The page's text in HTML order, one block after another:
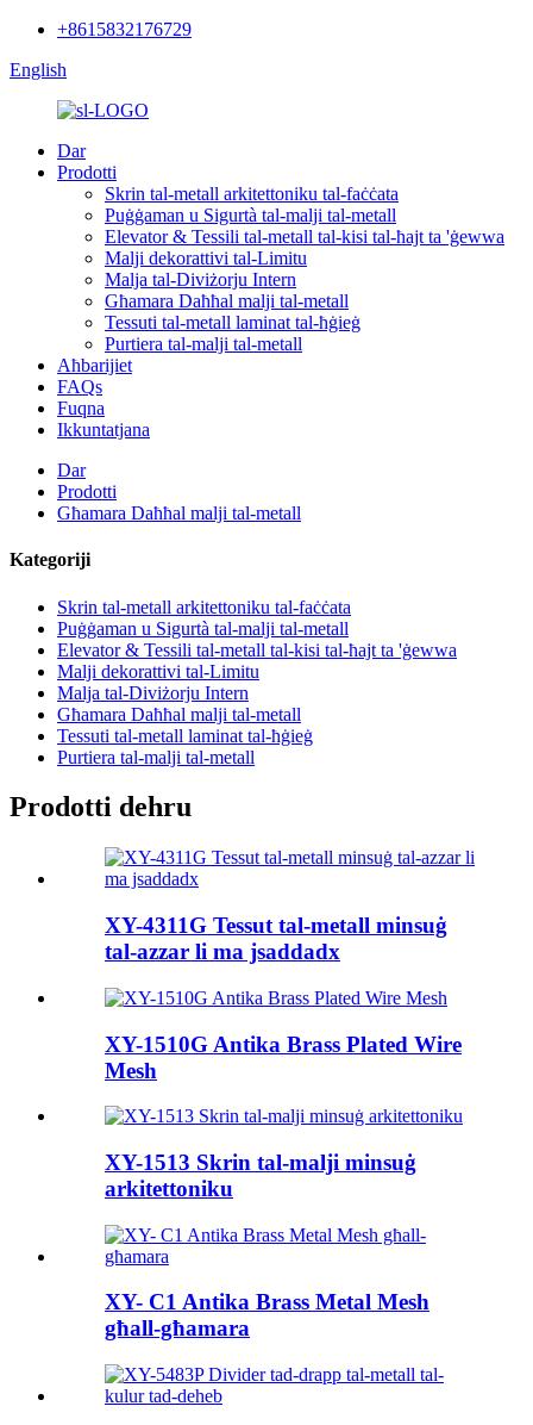
+8615832176729
English
Dar
Prodotti
Skrin tal-metall arkitettoniku tal-faċċata
Puġġaman u Sigurtà tal-malji tal-metall
Elevator & Tessili tal-metall tal-kisi tal-ħajt ta 'ġewwa
Malji dekorattivi tal-Limitu
Malja tal-Diviżorju Intern
Għamara Daħħal malji tal-metall
Tessuti tal-metall laminat tal-ħġieġ
Purtiera tal-malji tal-metall
Aħbarijiet
FAQs
Fuqna
Ikkuntatjana
Dar
Prodotti
Għamara Daħħal malji tal-metall
Kategoriji
Skrin tal-metall arkitettoniku tal-faċċata
Puġġaman u Sigurtà tal-malji tal-metall
Elevator & Tessili tal-metall tal-kisi tal-ħajt ta 'ġewwa
Malji dekorattivi tal-Limitu
Malja tal-Diviżorju Intern
Għamara Daħħal malji tal-metall
Tessuti tal-metall laminat tal-ħġieġ
Purtiera tal-malji tal-metall
Prodotti dehru
XY-4311G Tessut tal-metall minsuġ
tal-azzar li ma jsaddadx
XY-1510G Antika Brass Plated Wire
Mesh
XY-1513 Skrin tal-malji minsuġ
arkitettoniku
XY- C1 Antika Brass Metal Mesh
għall-għamara